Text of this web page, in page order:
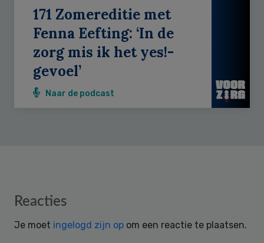
171 Zomereditie met
Fenna Eefting: ‘In de
zorg mis ik het yes!-
gevoel’
Naar de podcast
Reader
Reacties
Je moet ingelogd zijn op om een reactie te plaatsen.